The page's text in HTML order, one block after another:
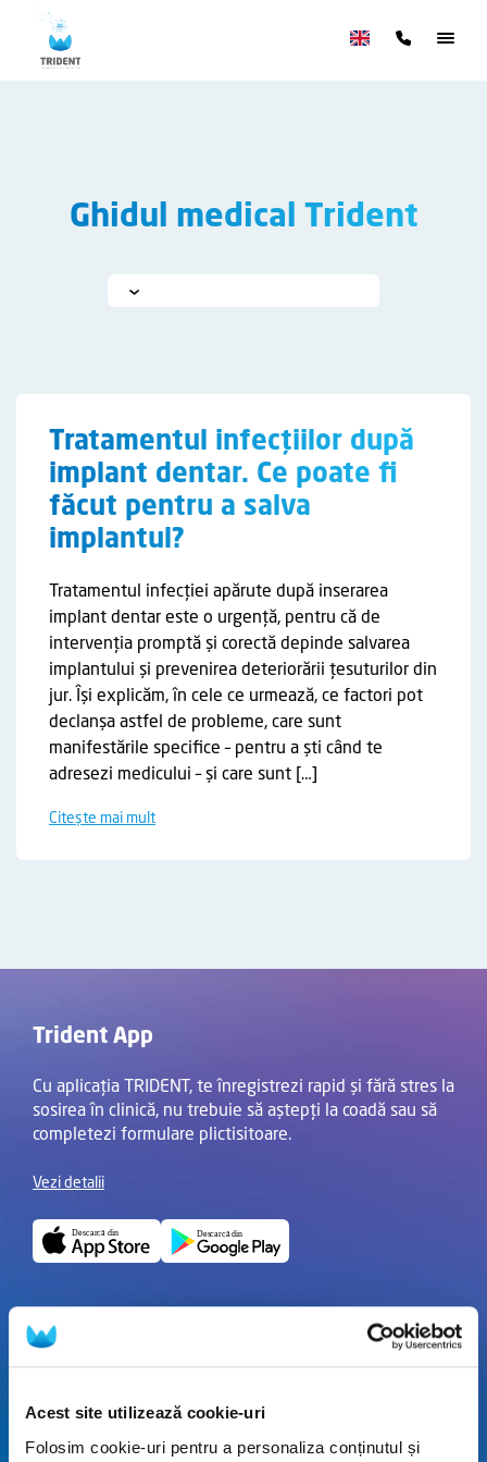
Acest site utilizează cookie-uri
Folosim cookie-uri pentru a personaliza conținutul și
Ghidul medical Trident
Tratamentul infecțiilor după
implant dentar. Ce poate fi
făcut pentru a salva
implantul?
Tratamentul infecției apărute după inserarea
implant dentar este o urgență, pentru că de
intervenția promptă și corectă depinde salvarea
implantului și prevenirea deteriorării țesuturilor din
jur. Își explicăm, în cele ce urmează, ce factori pot
declanșa astfel de probleme, care sunt
manifestările specifice – pentru a ști când te
adresezi medicului – și care sunt […]
Citește mai mult
Trident App
Cu aplicația TRIDENT, te înregistrezi rapid și fără stres la
sosirea în clinică, nu trebuie să aștepți la coadă sau să
completezi formulare plictisitoare.
Vezi detalii